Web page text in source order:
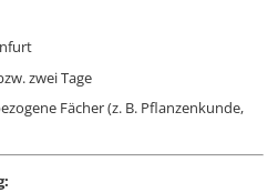
zwei Tage
Fächer (z. B. Pflanzenkunde,